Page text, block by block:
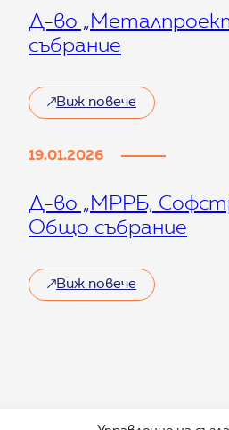
Д-во
събрание
Виж повече
19.01.2026
Д-во „МРРБ,
Общо събрание
Виж повече